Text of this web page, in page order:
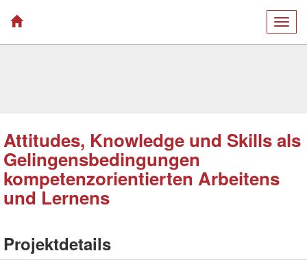
Attitudes, Knowledge und Skills als
Gelingensbedingungen
kompetenzorientierten Arbeitens
und Lernens
Projektdetails